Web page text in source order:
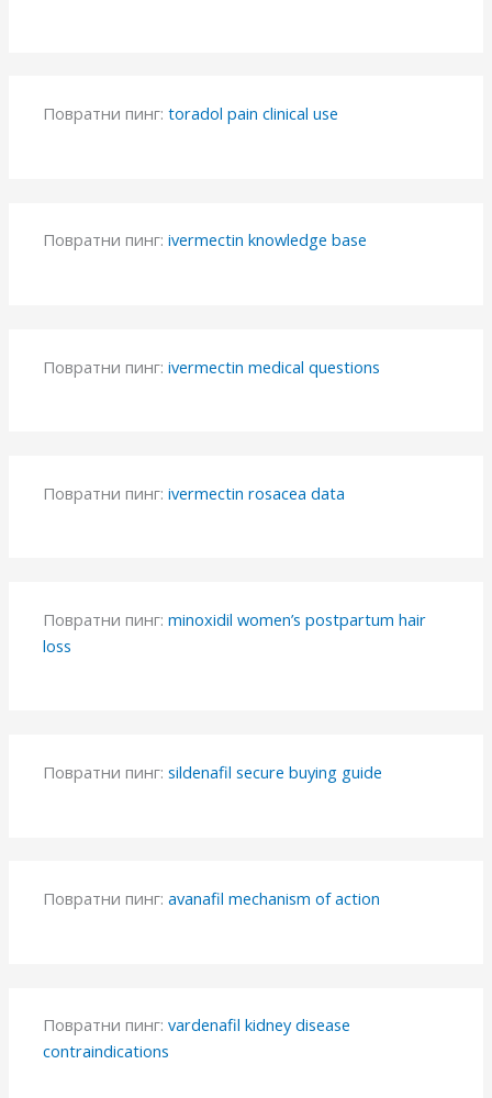
Повратни пинг:toradol pain clinical use
Повратни пинг:ivermectin knowledge base
Повратни пинг:ivermectin medical questions
Повратни пинг:ivermectin rosacea data
Повратни пинг:minoxidil women’s postpartum hair
loss
Повратни пинг:sildenafil secure buying guide
Повратни пинг:avanafil mechanism of action
Повратни пинг:vardenafil kidney disease
contraindications